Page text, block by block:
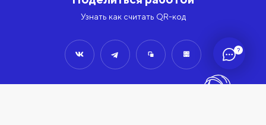
?
Узнать как считать QR-код